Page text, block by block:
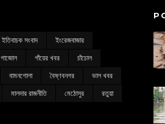
ইতিবাচক সংবাদ
ইংরেজবাজার
গাজোল গাঁয়ের খবর
চাঁচোল
বামনগোলা বৈষ্ণবনগর
ভাল খবর
মালদার রাজনীতি মেঠোসুর
রতুয়া